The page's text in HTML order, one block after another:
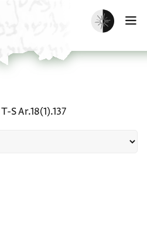
Enable dark
T-S Ar.18(1).137